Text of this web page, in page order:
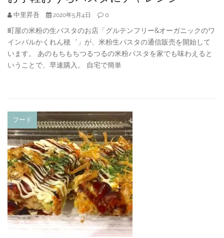
中里昇吾 2020年5月4日 0
町屋の米粉の生パスタのお店「グルテンフリー&オーガニックのワ
インバルかくれん穂゛」が、米粉生パスタの通信販売を開始して
います。 あのもちもちつるつるの米粉パスタを家でも味わえると
いうことで、早速購入。 自宅で簡単
フード